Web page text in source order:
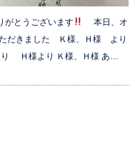
がとうございます
本日、オ
ただきました Ｋ様、Ｈ様 より
Ｈ様より Ｋ様、Ｈ様 あ…